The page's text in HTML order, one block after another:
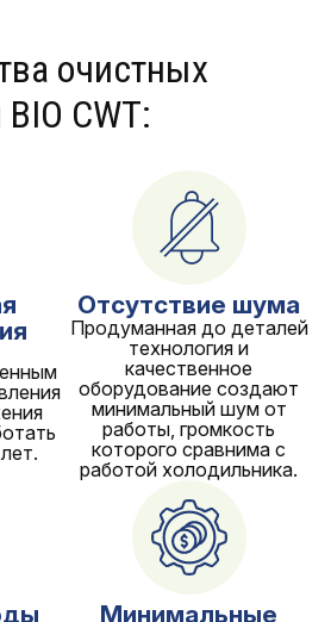
очистных
CWT:
Отсутствие шума
Продуманная до деталей
технология и
качественное
оборудование создают
минимальный шум от
работы, громкость
которого сравнима с
работой холодильника.
Минимальные